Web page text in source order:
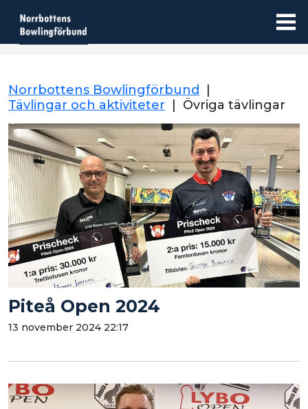
Norrbottens Bowlingförbund
Tävlingar och aktiviteter
Övriga tävlingar
Piteå Open 2024
13 november 2024 22:17